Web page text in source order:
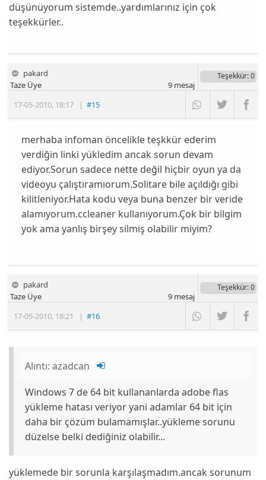
düşünüyorum sistemde..yardımlarınız için çok
teşekkürler..
pakard
17-05-2010, 18:17 |#15
Taze Üye
Teşekkür: 0
9mesaj
merhaba infoman öncelikle teşkkür ederim
verdiğin linki yükledim ancak sorun devam
ediyor.Sorun sadece nette değil hiçbir oyun ya da
videoyu çalıştıramıorum.Solitare bile açıldığı gibi
kilitleniyor.Hata kodu veya buna benzer bir veride
alamıyorum.ccleaner kullanıyorum.Çok bir bilgim
yok ama yanlış birşey silmiş olabilir miyim?
pakard
17-05-2010, 18:21 |#16
Taze Üye
Teşekkür: 0
9mesaj
Alıntı:azadcan
Windows 7 de 64 bit kullananlarda adobe flas
yükleme hatası veriyor yani adamlar 64 bit için
daha bir çözüm bulamamışlar..yükleme sorunu
düzelse belki dediğiniz olabilir...
yüklemede bir sorunla karşılaşmadım.ancak sorunum